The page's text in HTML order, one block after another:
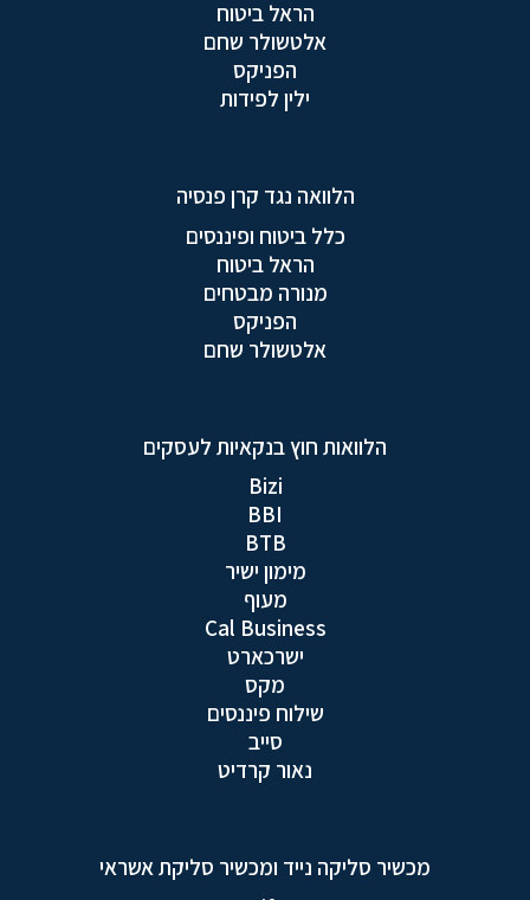
הראל ביטוח
אלטשולר שחם
הפניקס
ילין לפידות
הלוואה נגד קרן פנסיה
כלל ביטוח ופיננסים
הראל ביטוח
מנורה מבטחים
הפניקס
אלטשולר שחם
הלוואות חוץ בנקאיות לעסקים
Bizi
BBI
BTB
מימון ישיר
מעוף
Cal Business
ישרכארט
מקס
שילוח פיננסים
סייב
נאור קרדיט
מכשיר סליקה נייד ומכשיר סליקת אשראי